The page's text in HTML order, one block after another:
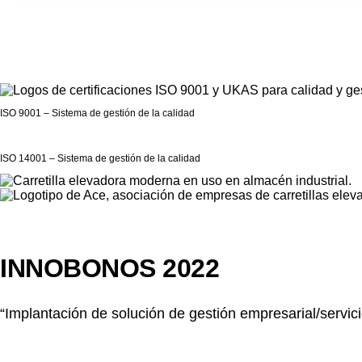
ISO 9001 – Sistema de gestión de la calidad
ISO 14001 – Sistema de gestión de la calidad
INNOBONOS 2022
“Implantación de solución de gestión empresarial/